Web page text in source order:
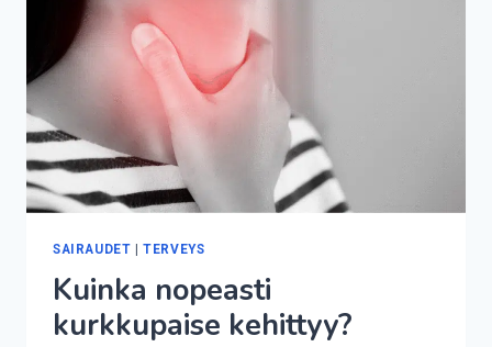
SAIRAUDET |TERVEYS
Kuinka nopeasti
kurkkupaise kehittyy?